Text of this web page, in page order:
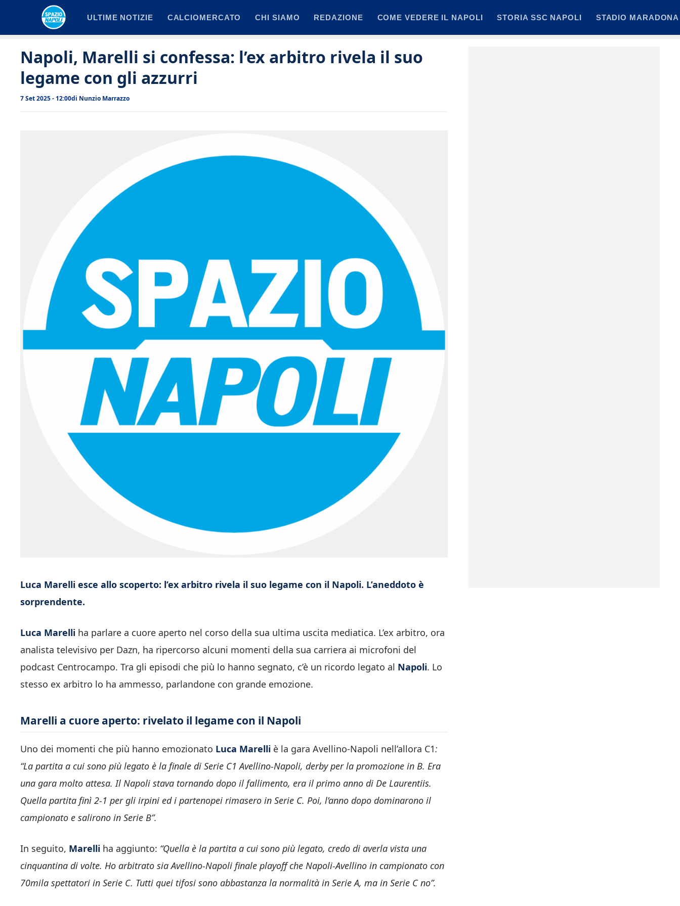
ULTIME NOTIZIE CALCIOMERCATO CHI SIAMO REDAZIONE COME VEDERE IL NAPOLI STORIA SSC NAPOLI STADIO MARADONA
Napoli, Marelli si confessa: l’ex arbitro rivela il suo
legame con gli azzurri
7 Set 2025 - 12:00di Nunzio Marrazzo
Luca Marelli esce allo scoperto: l’ex arbitro rivela il suo legame con il Napoli. L’aneddoto è
sorprendente.
Luca Marelli ha parlare a cuore aperto nel corso della sua ultima uscita mediatica. L’ex arbitro, ora
analista televisivo per Dazn, ha ripercorso alcuni momenti della sua carriera ai microfoni del
podcast Centrocampo. Tra gli episodi che più lo hanno segnato, c’è un ricordo legato al Napoli. Lo
stesso ex arbitro lo ha ammesso, parlandone con grande emozione.
Marelli a cuore aperto: rivelato il legame con il Napoli
Uno dei momenti che più hanno emozionato Luca Marelli è la gara Avellino-Napoli nell’allora C1:
“La partita a cui sono più legato è la finale di Serie C1 Avellino-Napoli, derby per la promozione in B. Era
una gara molto attesa. Il Napoli stava tornando dopo il fallimento, era il primo anno di De Laurentiis.
Quella partita finì 2-1 per gli irpini ed i partenopei rimasero in Serie C. Poi, l’anno dopo dominarono il
campionato e salirono in Serie B”.
In seguito, Marelli ha aggiunto: “Quella è la partita a cui sono più legato, credo di averla vista una
cinquantina di volte. Ho arbitrato sia Avellino-Napoli finale playoff che Napoli-Avellino in campionato con
70mila spettatori in Serie C. Tutti quei tifosi sono abbastanza la normalità in Serie A, ma in Serie C no”.